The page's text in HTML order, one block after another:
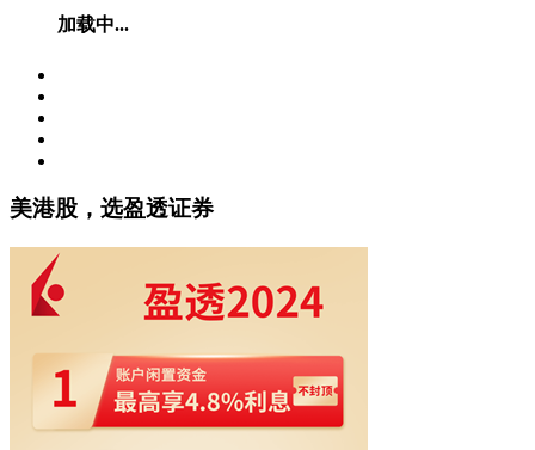
加载中...
美港股，选盈透证券